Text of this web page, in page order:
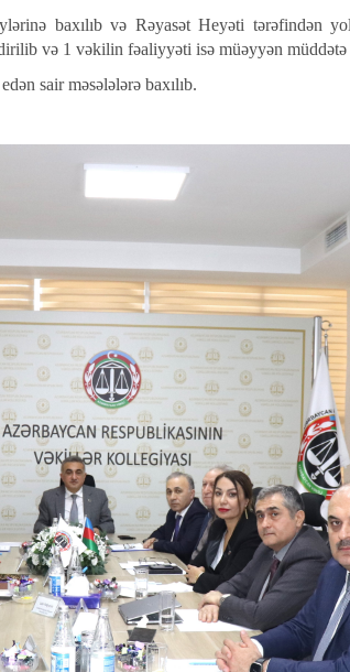
baxılıb və Rəyasət Heyəti tərəfindən
və 1 vəkilin fəaliyyəti isə müəyyən müddətə
sair məsələlərə baxılıb.